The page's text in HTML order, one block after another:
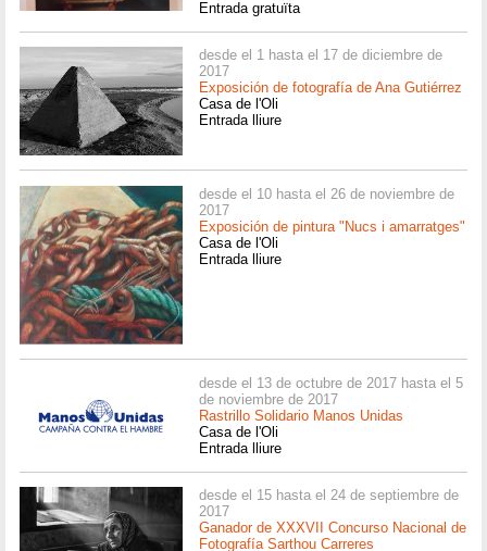
Entrada gratuïta
desde el 1 hasta el 17 de diciembre de
2017
Exposición de fotografía de Ana Gutiérrez
Casa de l'Oli
Entrada lliure
desde el 10 hasta el 26 de noviembre de
2017
Exposición de pintura "Nucs i amarratges"
Casa de l'Oli
Entrada lliure
desde el 13 de octubre de 2017 hasta el 5
de noviembre de 2017
Rastrillo Solidario Manos Unidas
Casa de l'Oli
Entrada lliure
desde el 15 hasta el 24 de septiembre de
2017
Ganador de XXXVII Concurso Nacional de
Fotografía Sarthou Carreres